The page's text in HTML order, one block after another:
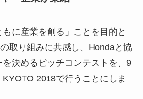
もに産業を創る」ことを目的と
取り組みに共感し、Hondaと協
決めるピッチコンテストを、9
2018で行うことにしま